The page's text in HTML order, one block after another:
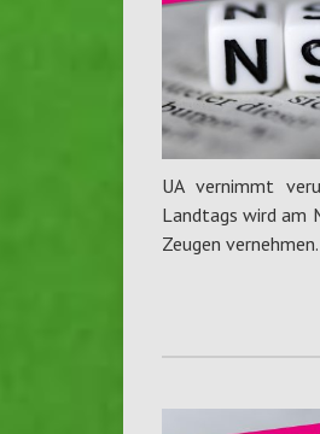
UA vernimmt
Landtags wird am
Zeugen